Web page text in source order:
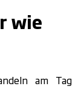
wie
am Tag